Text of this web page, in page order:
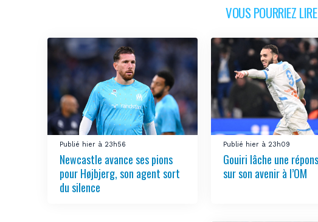
VOUS POURRIEZ
Publié hier à 23h56
Newcastle avance ses pions
pour Højbjerg, son agent sort
du silence
Publié hier à 23h09
Gouiri lâche une
sur son avenir à l’OM